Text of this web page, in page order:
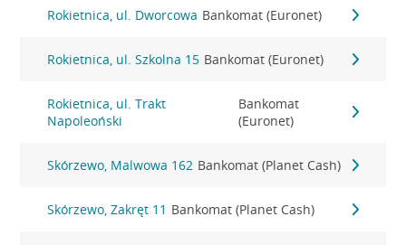
Rokietnica, ul. Dworcowa Bankomat (Euronet)
Rokietnica, ul. Szkolna 15 Bankomat (Euronet)
Rokietnica, ul. Trakt
Napoleoński
Bankomat
(Euronet)
Skórzewo, Malwowa 162 Bankomat (Planet Cash)
Skórzewo, Zakręt 11 Bankomat (Planet Cash)